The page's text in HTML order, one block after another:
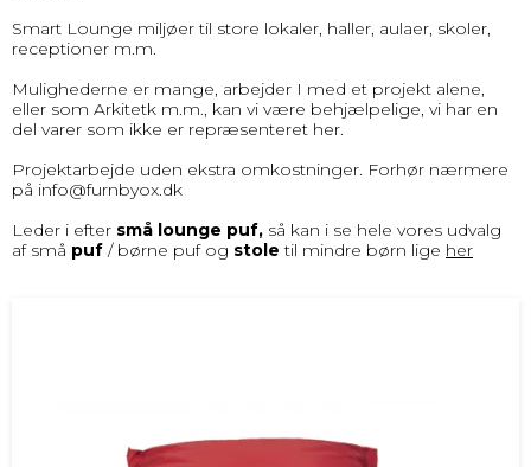
Smart Lounge miljøer til store lokaler, haller, aulaer, skoler,
receptioner m.m.
Mulighederne er mange, arbejder I med et projekt alene,
eller som Arkitetk m.m., kan vi være behjælpelige, vi har en
del varer som ikke er repræsenteret her.
Projektarbejde uden ekstra omkostninger. Forhør nærmere
på info@furnbyox.dk
Leder i efter små lounge puf, så kan i se hele vores udvalg
af små puf / børne puf og stole til mindre børn lige her